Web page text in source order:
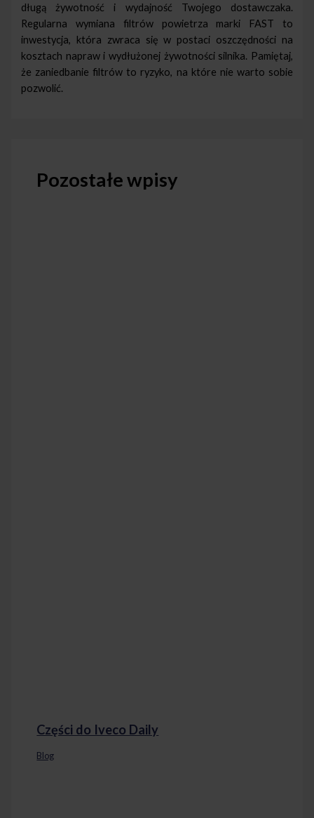
długą żywotność i wydajność Twojego dostawczaka.
Regularna wymiana filtrów powietrza marki FAST to
inwestycja, która zwraca się w postaci oszczędności na
kosztach napraw i wydłużonej żywotności silnika. Pamiętaj,
że zaniedbanie filtrów to ryzyko, na które nie warto sobie
pozwolić.
Pozostałe wpisy
Części do Iveco Daily
Blog